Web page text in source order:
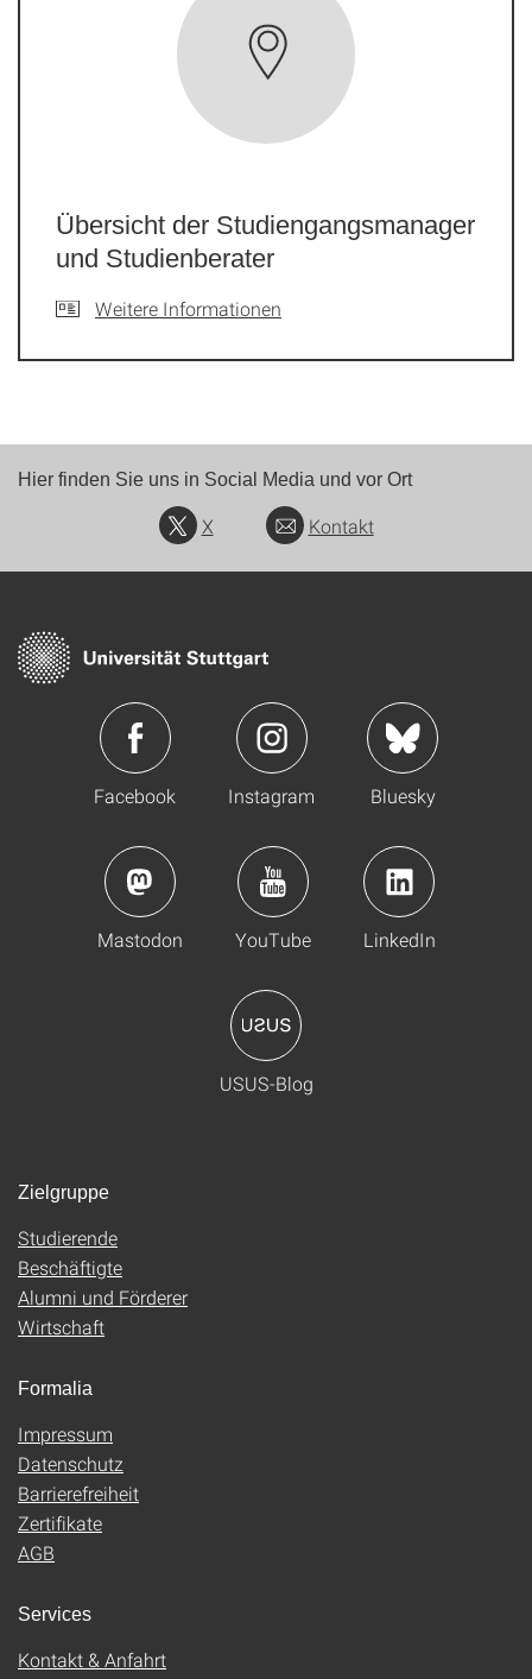
Übersicht der Studiengangsmanager
und Studienberater
Weitere Informationen
Hier finden Sie uns in Social Media und vor Ort
X Kontakt
Facebook Instagram Bluesky
Mastodon YouTube LinkedIn
USUS-Blog
Zielgruppe
Studierende
Beschäftigte
Alumni und Förderer
Wirtschaft
Formalia
Impressum
Datenschutz
Barrierefreiheit
Zertifikate
AGB
Services
Kontakt & Anfahrt